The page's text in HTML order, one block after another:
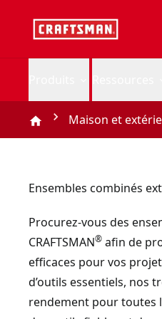
Maison et
Ensembles combinés
Procurez-vous des
CRAFTSMAN® afin de
efficaces pour vos
d’outils essentiels, nos
rendement pour toutes